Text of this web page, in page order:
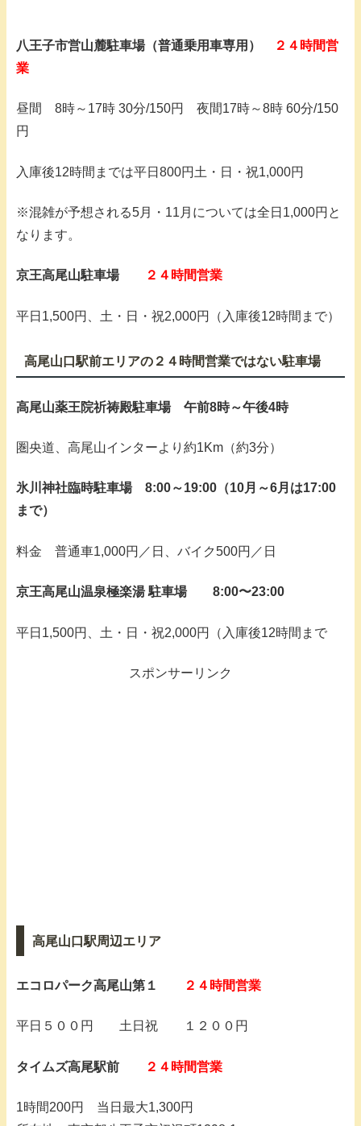
八王子市営山麓駐車場（普通乗用車専用）
２４時間営
業
昼間 8時～17時 30分/150円 夜間17時～8時 60分/150
円
入庫後12時間までは平日800円土・日・祝1,000円
※混雑が予想される5月・11月については全日1,000円と
なります。
京王高尾山駐車場 ２４時間営業
平日1,500円、土・日・祝2,000円（入庫後12時間まで）
高尾山口駅前エリアの２４時間営業ではない駐車場
高尾山薬王院祈祷殿駐車場 午前8時～午後4時
圏央道、高尾山インターより約1Km（約3分）
氷川神社臨時駐車場 8:00～19:00（10月～6月は17:00
まで）
料金 普通車1,000円／日、バイク500円／日
京王高尾山温泉極楽湯 駐車場 8:00〜23:00
平日1,500円、土・日・祝2,000円（入庫後12時間まで
スポンサーリンク
高尾山口駅周辺エリア
エコロパーク高尾山第１ ２４時間営業
平日５００円 土日祝 １２００円
タイムズ高尾駅前 ２４時間営業
1時間200円 当日最大1,300円